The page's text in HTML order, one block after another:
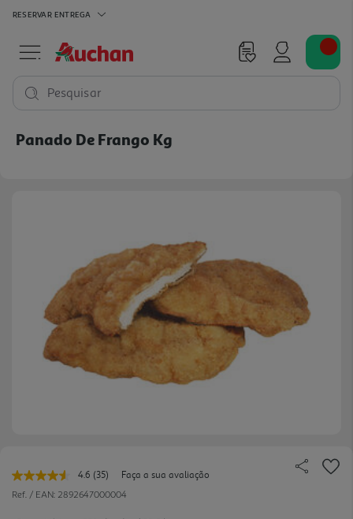
RESERVAR ENTREGA
Pesquisar
Panado De Frango Kg
4.6 Leu
35
(35)
Faça a sua avaliação
Ref. / EAN: 2892647000004